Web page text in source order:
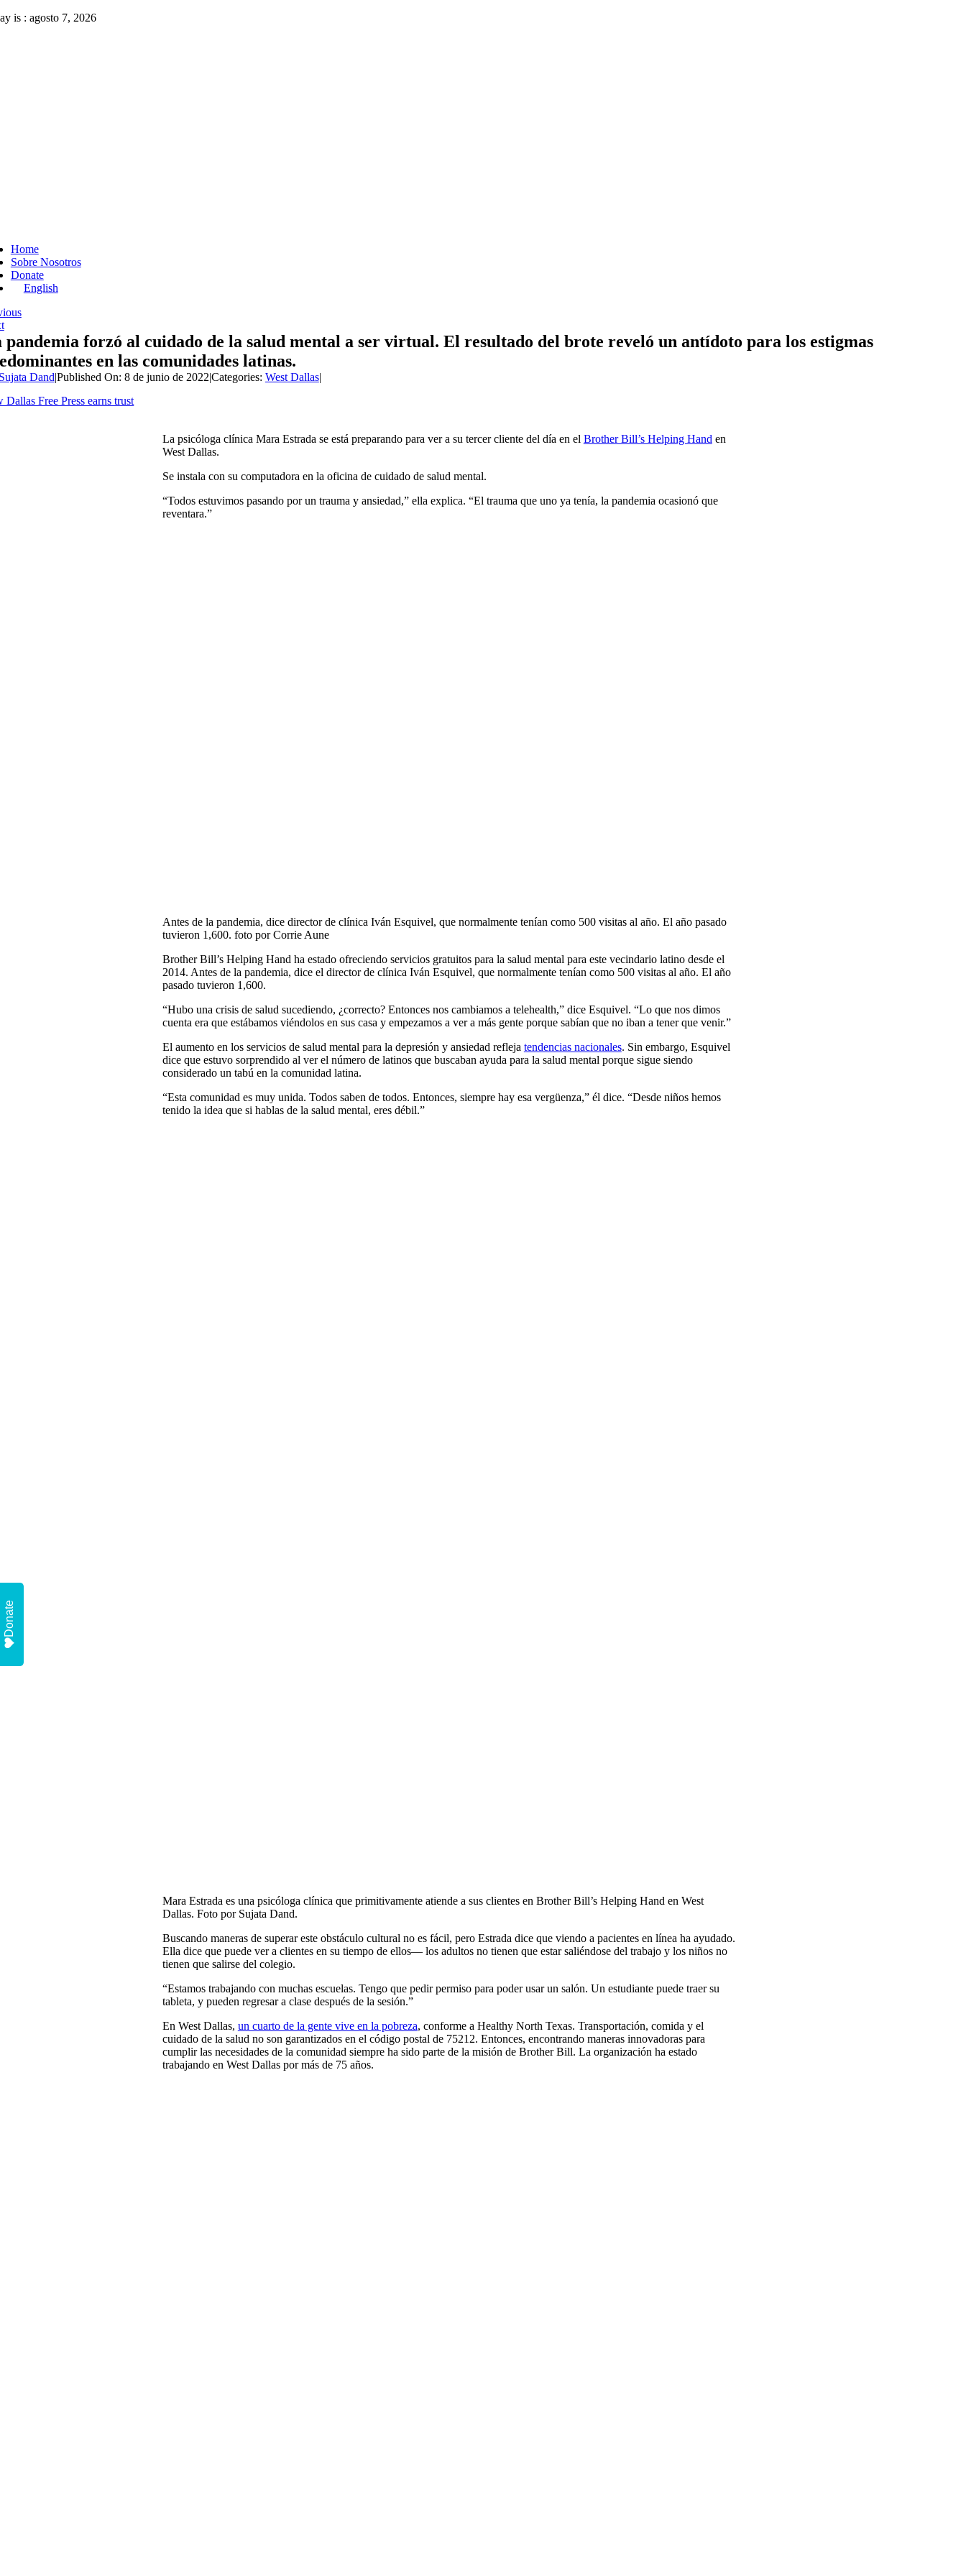
Skip
is : agosto 7, 2026
Home
Sobre Nosotros
Donate
English
pandemia forzó al cuidado de la salud mental a ser virtual. El resultado del brote reveló un antídoto para los estigmas
en las comunidades latinas.
Dand|Published On: 8 de junio de 2022|Categories: West Dallas|
Dallas Free Press earns trust
La psicóloga clínica Mara Estrada se está preparando para ver a su tercer cliente del día en el Brother Bill’s Helping Hand en
West Dallas.
Se instala con su computadora en la oficina de cuidado de salud mental.
“Todos estuvimos pasando por un trauma y ansiedad,” ella explica. “El trauma que uno ya tenía, la pandemia ocasionó que
reventara.”
Antes de la pandemia, dice director de clínica Iván Esquivel, que normalmente tenían como 500 visitas al año. El año pasado
tuvieron 1,600. foto por Corrie Aune
Brother Bill’s Helping Hand ha estado ofreciendo servicios gratuitos para la salud mental para este vecindario latino desde el
2014. Antes de la pandemia, dice el director de clínica Iván Esquivel, que normalmente tenían como 500 visitas al año. El año
pasado tuvieron 1,600.
“Hubo una crisis de salud sucediendo, ¿correcto? Entonces nos cambiamos a telehealth,” dice Esquivel. “Lo que nos dimos
cuenta era que estábamos viéndolos en sus casa y empezamos a ver a más gente porque sabían que no iban a tener que venir.”
El aumento en los servicios de salud mental para la depresión y ansiedad refleja tendencias nacionales. Sin embargo, Esquivel
dice que estuvo sorprendido al ver el número de latinos que buscaban ayuda para la salud mental porque sigue siendo
considerado un tabú en la comunidad latina.
“Esta comunidad es muy unida. Todos saben de todos. Entonces, siempre hay esa vergüenza,” él dice. “Desde niños hemos
tenido la idea que si hablas de la salud mental, eres débil.”
Mara Estrada es una psicóloga clínica que primitivamente atiende a sus clientes en Brother Bill’s Helping Hand en West
Dallas. Foto por Sujata Dand.
Buscando maneras de superar este obstáculo cultural no es fácil, pero Estrada dice que viendo a pacientes en línea ha ayudado.
Ella dice que puede ver a clientes en su tiempo de ellos— los adultos no tienen que estar saliéndose del trabajo y los niños no
tienen que salirse del colegio.
“Estamos trabajando con muchas escuelas. Tengo que pedir permiso para poder usar un salón. Un estudiante puede traer su
tableta, y pueden regresar a clase después de la sesión.”
En West Dallas, un cuarto de la gente vive en la pobreza, conforme a Healthy North Texas. Transportación, comida y el
cuidado de la salud no son garantizados en el código postal de 75212. Entonces, encontrando maneras innovadoras para
cumplir las necesidades de la comunidad siempre ha sido parte de la misión de Brother Bill. La organización ha estado
trabajando en West Dallas por más de 75 años.
Donate